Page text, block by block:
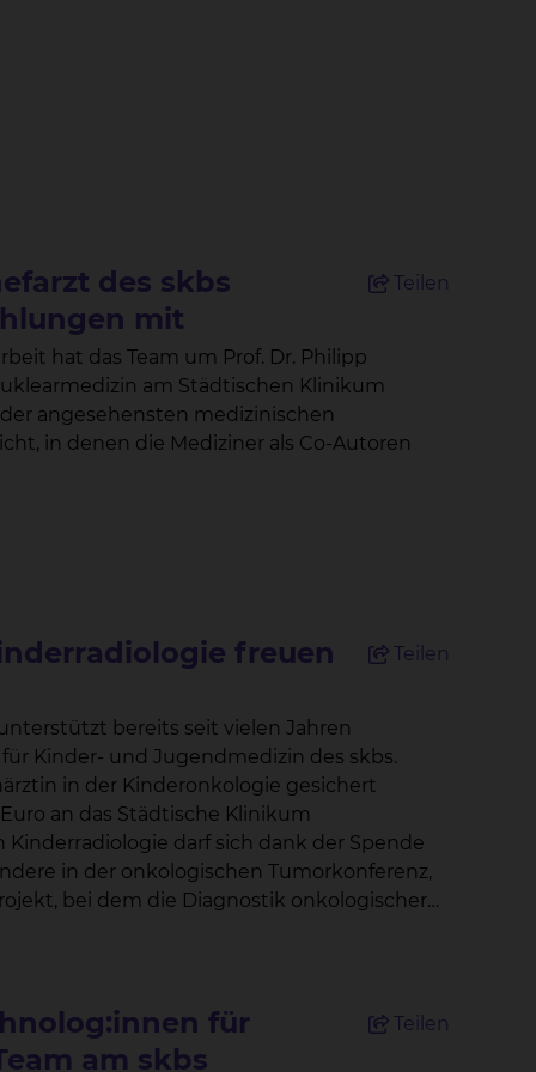
des skbs
mit
Teilen
hat das Team um Prof. Dr. Philipp
am Städtischen Klinikum
angesehensten medizinischen
in denen die Mediziner als Co-Autoren
freuen
Teilen
Kinder- und Jugendmedizin des skbs.
in der Kinderonkologie gesichert
in der onkologischen Tumorkonferenz,
bei dem die Diagnostik onkologischer
und
für
am skbs
Teilen